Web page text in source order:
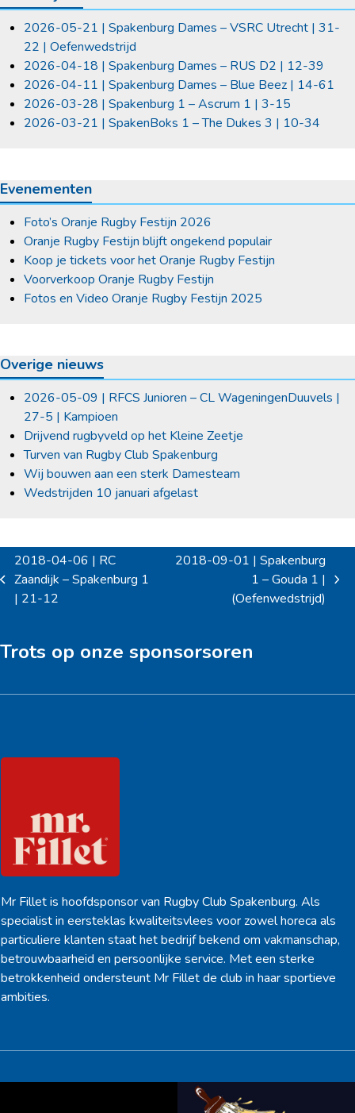
2026-05-21 | Spakenburg Dames – VSRC Utrecht | 31-
22 | Oefenwedstrijd
2026-04-18 | Spakenburg Dames – RUS D2 | 12-39
2026-04-11 | Spakenburg Dames – Blue Beez | 14-61
2026-03-28 | Spakenburg 1 – Ascrum 1 | 3-15
2026-03-21 | SpakenBoks 1 – The Dukes 3 | 10-34
Evenementen
Foto’s Oranje Rugby Festijn 2026
Oranje Rugby Festijn blijft ongekend populair
Koop je tickets voor het Oranje Rugby Festijn
Voorverkoop Oranje Rugby Festijn
Fotos en Video Oranje Rugby Festijn 2025
Overige nieuws
2026-05-09 | RFCS Junioren – CL WageningenDuuvels |
27-5 | Kampioen
Drijvend rugbyveld op het Kleine Zeetje
Turven van Rugby Club Spakenburg
Wij bouwen aan een sterk Damesteam
Wedstrijden 10 januari afgelast
previous
post:
2018-04-06 | RC
Zaandijk – Spakenburg 1
| 21-12
2018-09-01 | Spakenburg
1 – Gouda 1 |
(Oefenwedstrijd)
Trots op onze sponsorsoren
Mr Fillet is hoofdsponsor van Rugby Club Spakenburg. Als
specialist in eersteklas kwaliteitsvlees voor zowel horeca als
particuliere klanten staat het bedrijf bekend om vakmanschap,
betrouwbaarheid en persoonlijke service. Met een sterke
betrokkenheid ondersteunt Mr Fillet de club in haar sportieve
ambities.